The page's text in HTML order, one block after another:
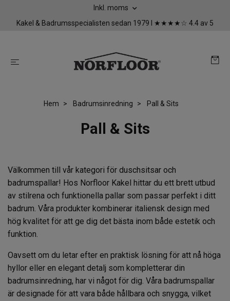
Inkl. moms
Kakel & Badrumsspecialisten sedan 1979 I ★★★★☆ 4.4 av 5
Hem Badrumsinredning Pall & Sits
Pall & Sits
Välkommen till vår kategori för duschsitsar och
badrumspallar! Hos Norfloor Kakel hittar du ett brett utbud
av stilrena och funktionella pallar som passar perfekt i ditt
badrum. Våra produkter kombinerar italiensk design med
hög kvalitet för att ge dig det bästa inom både estetik och
funktion.
Oavsett om du letar efter en praktisk lösning för att nå höga
hyllor eller en elegant detalj som kompletterar din
badrumsinredning, har vi något för dig. Våra badrumspallar
är designade för att vara både hållbara och snygga, vilket